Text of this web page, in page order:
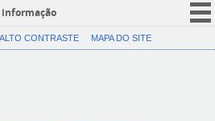
informação
CORONAVÍRUS (COVID-19)
ALTO CONTRASTE MAPA DO SITE